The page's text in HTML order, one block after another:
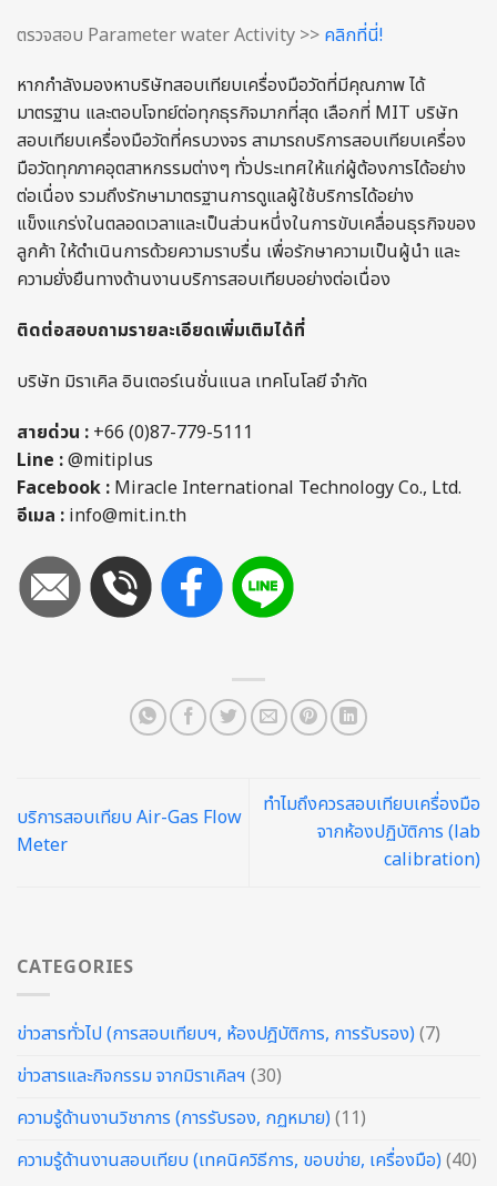
ตรวจสอบ Parameter water Activity >> คลิกที่นี่!
หากกำลังมองหาบริษัทสอบเทียบเครื่องมือวัดที่มีคุณภาพ ได้
มาตรฐาน และตอบโจทย์ต่อทุกธุรกิจมากที่สุด เลือกที่ MIT บริษัท
สอบเทียบเครื่องมือวัดที่ครบวงจร สามารถบริการสอบเทียบเครื่อง
มือวัดทุกภาคอุตสาหกรรมต่างๆ ทั่วประเทศให้แก่ผู้ต้องการได้อย่าง
ต่อเนื่อง รวมถึงรักษามาตรฐานการดูแลผู้ใช้บริการได้อย่าง
แข็งแกร่งในตลอดเวลาและเป็นส่วนหนึ่งในการขับเคลื่อนธุรกิจของ
ลูกค้า ให้ดำเนินการด้วยความราบรื่น เพื่อรักษาความเป็นผู้นำ และ
ความยั่งยืนทางด้านงานบริการสอบเทียบอย่างต่อเนื่อง
ติดต่อสอบถามรายละเอียดเพิ่มเติมได้ที่
บริษัท มิราเคิล อินเตอร์เนชั่นแนล เทคโนโลยี จำกัด
สายด่วน : +66 (0)87-779-5111
Line :@mitiplus
Facebook : Miracle International Technology Co., Ltd.
อีเมล : info@mit.in.th
บริการสอบเทียบ Air-Gas Flow
Meter
ทำไมถึงควรสอบเทียบเครื่องมือ
จากห้องปฏิบัติการ (lab
calibration)
CATEGORIES
ข่าวสารทั่วไป (การสอบเทียบฯ, ห้องปฎิบัติการ, การรับรอง)(7)
ข่าวสารและกิจกรรม จากมิราเคิลฯ (30)
ความรู้ด้านงานวิชาการ (การรับรอง, กฏหมาย)(11)
ความรู้ด้านงานสอบเทียบ (เทคนิควิธีการ, ขอบข่าย, เครื่องมือ)(40)